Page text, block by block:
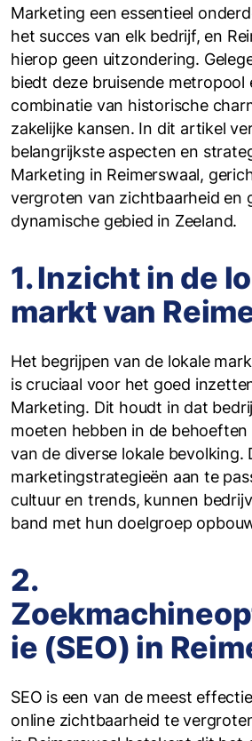
Marketing een essentieel
het succes van elk bedrijf, en
hierop geen uitzondering.
biedt deze bruisende metropool
combinatie van historische
zakelijke kansen. In dit artikel
belangrijkste aspecten en
Marketing in Reimerswaal,
vergroten van zichtbaarheid en
dynamische gebied in Zeeland.
1. Inzicht in de
markt van
Het begrijpen van de lokale
is cruciaal voor het goed
Marketing. Dit houdt in dat
moeten hebben in de
van de diverse lokale bevolking.
marketingstrategieën aan te
cultuur en trends, kunnen
band met hun doelgroep
2.
ie (SEO) in
SEO is een van de meest
online zichtbaarheid te